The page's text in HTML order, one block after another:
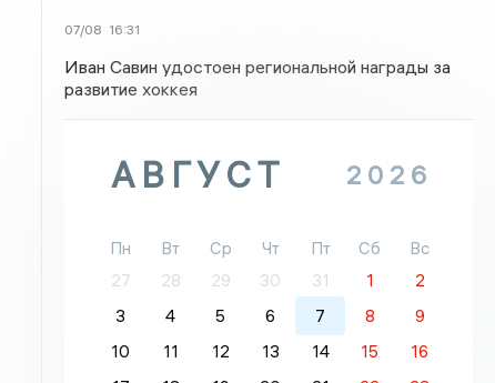
07/08 16:31
Иван Савин удостоен региональной награды за
развитие хоккея
АВГУСТ 2026
Пн Вт Ср Чт Пт Сб
Вс
27
28 29 30 31 1
2
3
4 5 6 7 8
9
10
11 12 13 14 15
16